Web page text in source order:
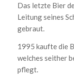
Das letzte Bier
Leitung seines
gebraut.
1995 kaufte die
welches seither
pflegt.